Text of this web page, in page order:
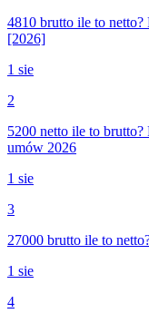
4810 brutto ile to
[2026]
1 sie
2
5200 netto ile to
umów 2026
1 sie
3
27000 brutto ile to
1 sie
4